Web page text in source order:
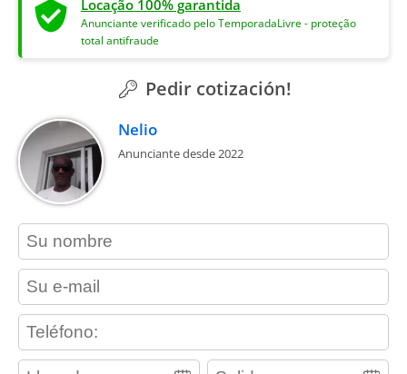
Locação 100% garantida
Anunciante verificado pelo TemporadaLivre - proteção
total antifraude
Pedir cotización!
Nelio
Anunciante desde 2022
contact_name
contact_email
contact_phone